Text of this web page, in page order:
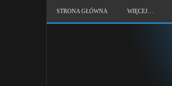
STRONA GŁÓWNA WIĘCEJ…